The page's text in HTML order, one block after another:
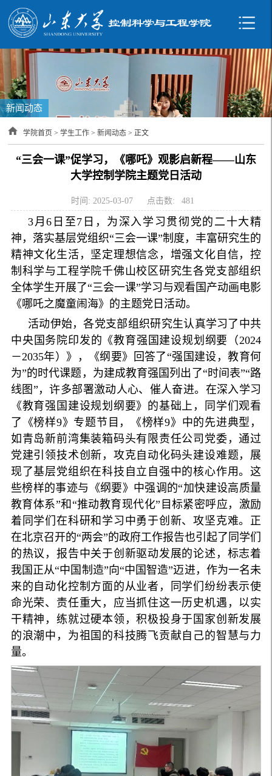
新闻动态
学院首页 >学生工作 >新闻动态 > 正文
“三会一课”促学习，《哪吒》观影启新程——山东
大学控制学院主题党日活动
时间: 2025-03-07 点击数: 481
3月6日至7日，为深入学习贯彻党的二十大精
神，落实基层党组织“三会一课”制度，丰富研究生的
精神文化生活，坚定理想信念，增强文化自信，控
制科学与工程学院千佛山校区研究生各党支部组织
全体学生开展了“三会一课”学习与观看国产动画电影
《哪吒之魔童闹海》的主题党日活动。
活动伊始，各党支部组织研究生认真学习了中共
中央国务院印发的《教育强国建设规划纲要（2024
－2035年）》，《纲要》回答了“强国建设，教育何
为”的时代课题，为建成教育强国列出了“时间表”“路
线图”，许多部署激动人心、催人奋进。在深入学习
《教育强国建设规划纲要》的基础上，同学们观看
了《榜样9》专题节目，《榜样9》中的先进典型，
如青岛新前湾集装箱码头有限责任公司党委，通过
党建引领技术创新，攻克自动化码头建设难题，展
现了基层党组织在科技自立自强中的核心作用。这
些榜样的事迹与《纲要》中强调的“加快建设高质量
教育体系”和“推动教育现代化”目标紧密呼应，激励
着同学们在科研和学习中勇于创新、攻坚克难。正
在北京召开的“两会”的政府工作报告也引起了同学们
的热议，报告中关于创新驱动发展的论述，标志着
我国正从“中国制造”向“中国智造”迈进，作为一名未
来的自动化控制方面的从业者，同学们纷纷表示使
命光荣、责任重大，应当抓住这一历史机遇，以实
干精神，练就过硬本领，积极投身于国家创新发展
的浪潮中，为祖国的科技腾飞贡献自己的智慧与力
量。